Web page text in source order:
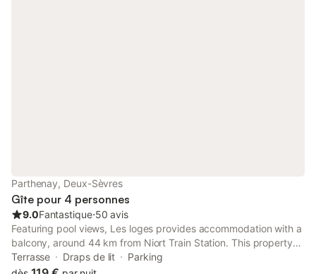
Parthenay, Deux-Sèvres
Gîte pour 4 personnes
9.0Fantastique⋅50 avis
Featuring pool views, Les loges provides accommodation with a
balcony, around 44 km from Niort Train Station. This property
offers access to a terrace and free private parking. The
property is non-smoking and is located 10 km from Tennessus
Terrasse Draps de lit
Parking